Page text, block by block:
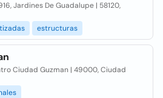
Jardines De Guadalupe | 58120,
estructuras
Ciudad Guzman | 49000, Ciudad